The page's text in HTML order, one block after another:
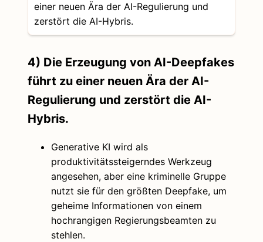
einer neuen Ära der AI-Regulierung und
zerstört die AI-Hybris.
4) Die Erzeugung von AI-Deepfakes
führt zu einer neuen Ära der AI-
Regulierung und zerstört die AI-
Hybris.
Generative KI wird als
produktivitätssteigerndes Werkzeug
angesehen, aber eine kriminelle Gruppe
nutzt sie für den größten Deepfake, um
geheime Informationen von einem
hochrangigen Regierungsbeamten zu
stehlen.